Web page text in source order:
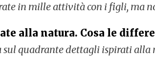
in mille attività con i figli, ma
alla natura. Cosa le
sul quadrante dettagli ispirati